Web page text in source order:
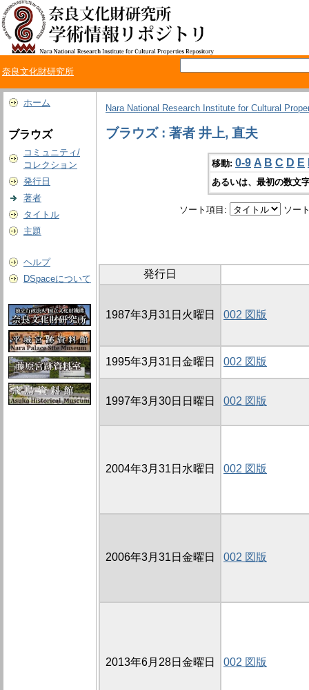
奈良文化財研究所
ホーム
ブラウズ
コミュニティ/
コレクション
発行日
著者
タイトル
主題
ヘルプ
DSpaceについて
Nara National Research Institute for Cultural
ブラウズ : 著者 井上, 直夫
移動: 0-9 A B C D E
あるいは、最初の数文
ソート項目: ソー
発行日
1987年3月31日火曜日 002 図版
1995年3月31日金曜日 002 図版
1997年3月30日日曜日 002 図版
2004年3月31日水曜日 002 図版
2006年3月31日金曜日 002 図版
2013年6月28日金曜日 002 図版